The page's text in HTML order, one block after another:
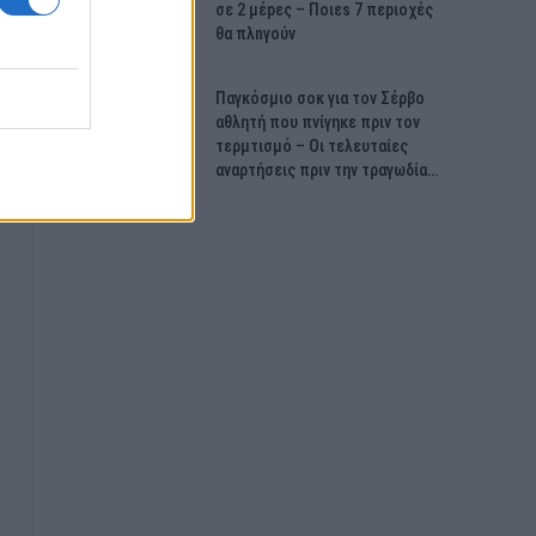
σε 2 μέpες – Ποιεs 7 πεpιοχές
θα πλnγούν
Παγκόσμιο σοκ για τον Σέρβο
αθλητή που πνίγηκε πριν τον
τερμτισμό – Οι τελευταίες
αναρτήσεις πριν την τραγωδία…